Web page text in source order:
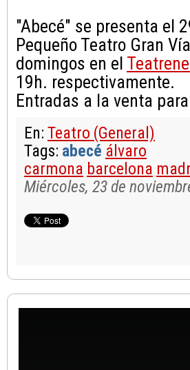
"Abecé" se presenta el
Pequeño Teatro Gran
domingos en el
19h. respectivamente.
Entradas a la venta para
En: Teatro (General)
Tags: abecé álvaro
carmona barcelona
Miércoles, 23 de